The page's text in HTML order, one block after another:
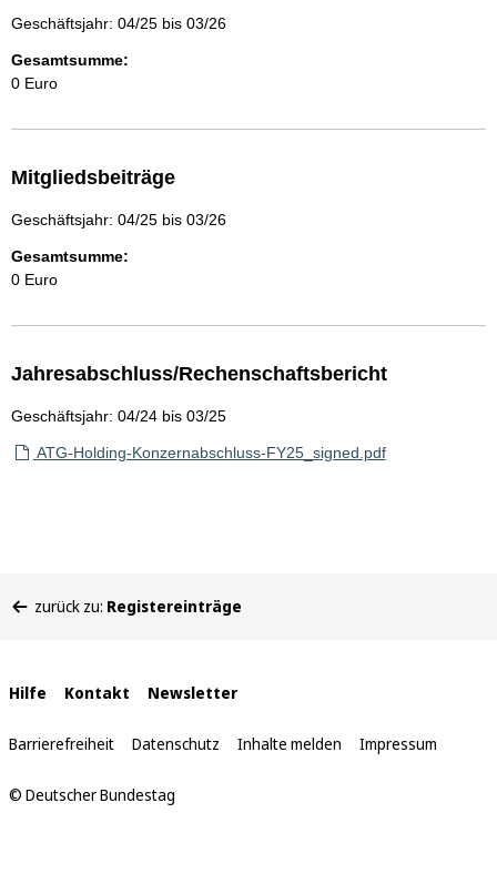
Geschäftsjahr: 04/25 bis 03/26
Gesamtsumme:
0 Euro
Mitgliedsbeiträge
Geschäftsjahr: 04/25 bis 03/26
Gesamtsumme:
0 Euro
Jahresabschluss/Rechenschaftsbericht
Geschäftsjahr: 04/24 bis 03/25
ATG-Holding-Konzernabschluss-FY25_signed.pdf
befinden
zurück zu: Registereinträge
Interne
Links
Hilfe Kontakt Newsletter
Barrierefreiheit Datenschutz Inhalte melden Impressum
© Deutscher Bundestag